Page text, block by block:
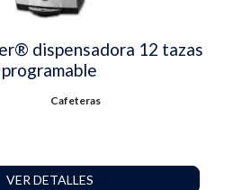
dispensadora 12 tazas
programable
Cafeteras
VER DETALLES